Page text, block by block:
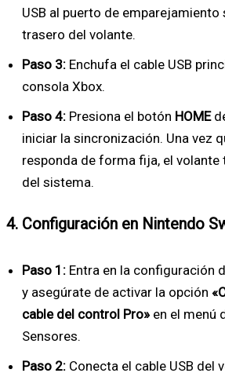
USB al puerto de emparejamiento
trasero del volante.
Paso 3: Enchufa el cable USB
consola Xbox.
Paso 4: Presiona el botón HOME
iniciar la sincronización. Una vez
responda de forma fija, el
del sistema.
4. Configuración en Nintendo
Paso 1: Entra en la configuración
y asegúrate de activar la opción
cable del control Pro» en el menú
Sensores.
Paso 2: Conecta el cable USB del